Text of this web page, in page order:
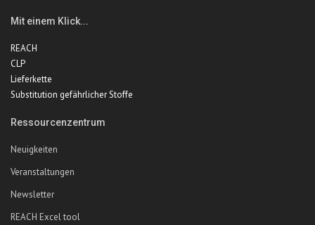
Mit einem Klick...
REACH
CLP
Lieferkette
Substitution gefährlicher Stoffe
Ressourcenzentrum
Neuigkeiten
Veranstaltungen
Newsletter
REACH Excel tool